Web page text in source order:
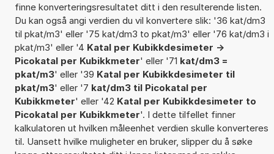
finne konverteringsresultatet ditt i den resulterende listen.
Du kan også angi verdien du vil konvertere slik: '36 kat/dm3
til pkat/m3' eller '75 kat/dm3 to pkat/m3' eller '76 kat/dm3 i
pkat/m3' eller '4 Katal per Kubikkdesimeter ->
Picokatal per Kubikkmeter' eller '71 kat/dm3 =
pkat/m3' eller '39 Katal per Kubikkdesimeter til
pkat/m3' eller '7 kat/dm3 til Picokatal per
Kubikkmeter' eller '42 Katal per Kubikkdesimeter to
Picokatal per Kubikkmeter'. I dette tilfellet finner
kalkulatoren ut hvilken måleenhet verdien skulle konverteres
til. Uansett hvilke muligheter en bruker, slipper du å søke